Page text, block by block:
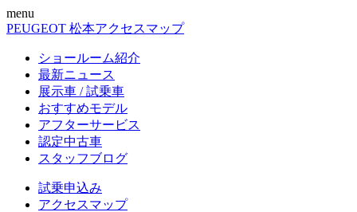
menu
PEUGEOT 松本アクセスマップ
ショールーム紹介
最新ニュース
展示車 / 試乗車
おすすめモデル
アフターサービス
認定中古車
スタッフブログ
試乗申込み
アクセスマップ